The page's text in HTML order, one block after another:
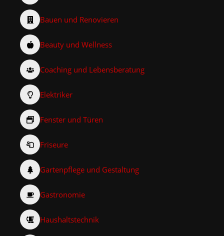
Bauen und Renovieren
Beauty und Wellness
Coaching und Lebensberatung
Elektriker
Fenster und Türen
Friseure
Gartenpflege und Gestaltung
Gastronomie
Haushaltstechnik